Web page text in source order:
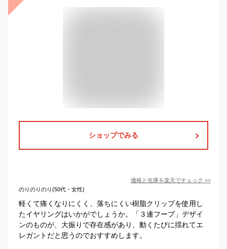
ショップでみる
価格と在庫を楽天でチェック >>
のりのりのり(50代・女性)
軽くて痛くなりにくく、落ちにくい樹脂クリップを使用し
たイヤリングはいかがでしょうか。「３連フープ」デザイ
ンのものが、大振りで存在感があり、動くたびに揺れてエ
レガントだと思うのでおすすめします。